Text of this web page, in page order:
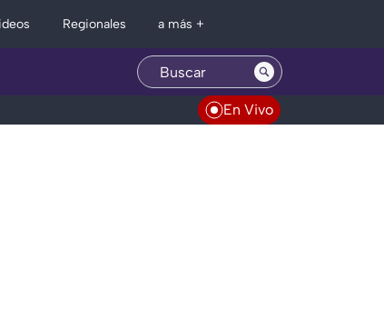
Regionales a más +
En Vivo